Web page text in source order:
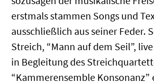
erstmals stammen Songs und
ausschließlich aus seiner Feder.
Streich, “Mann auf dem Seil”,
in Begleitung des
“Kammerensemble Konsonanz”